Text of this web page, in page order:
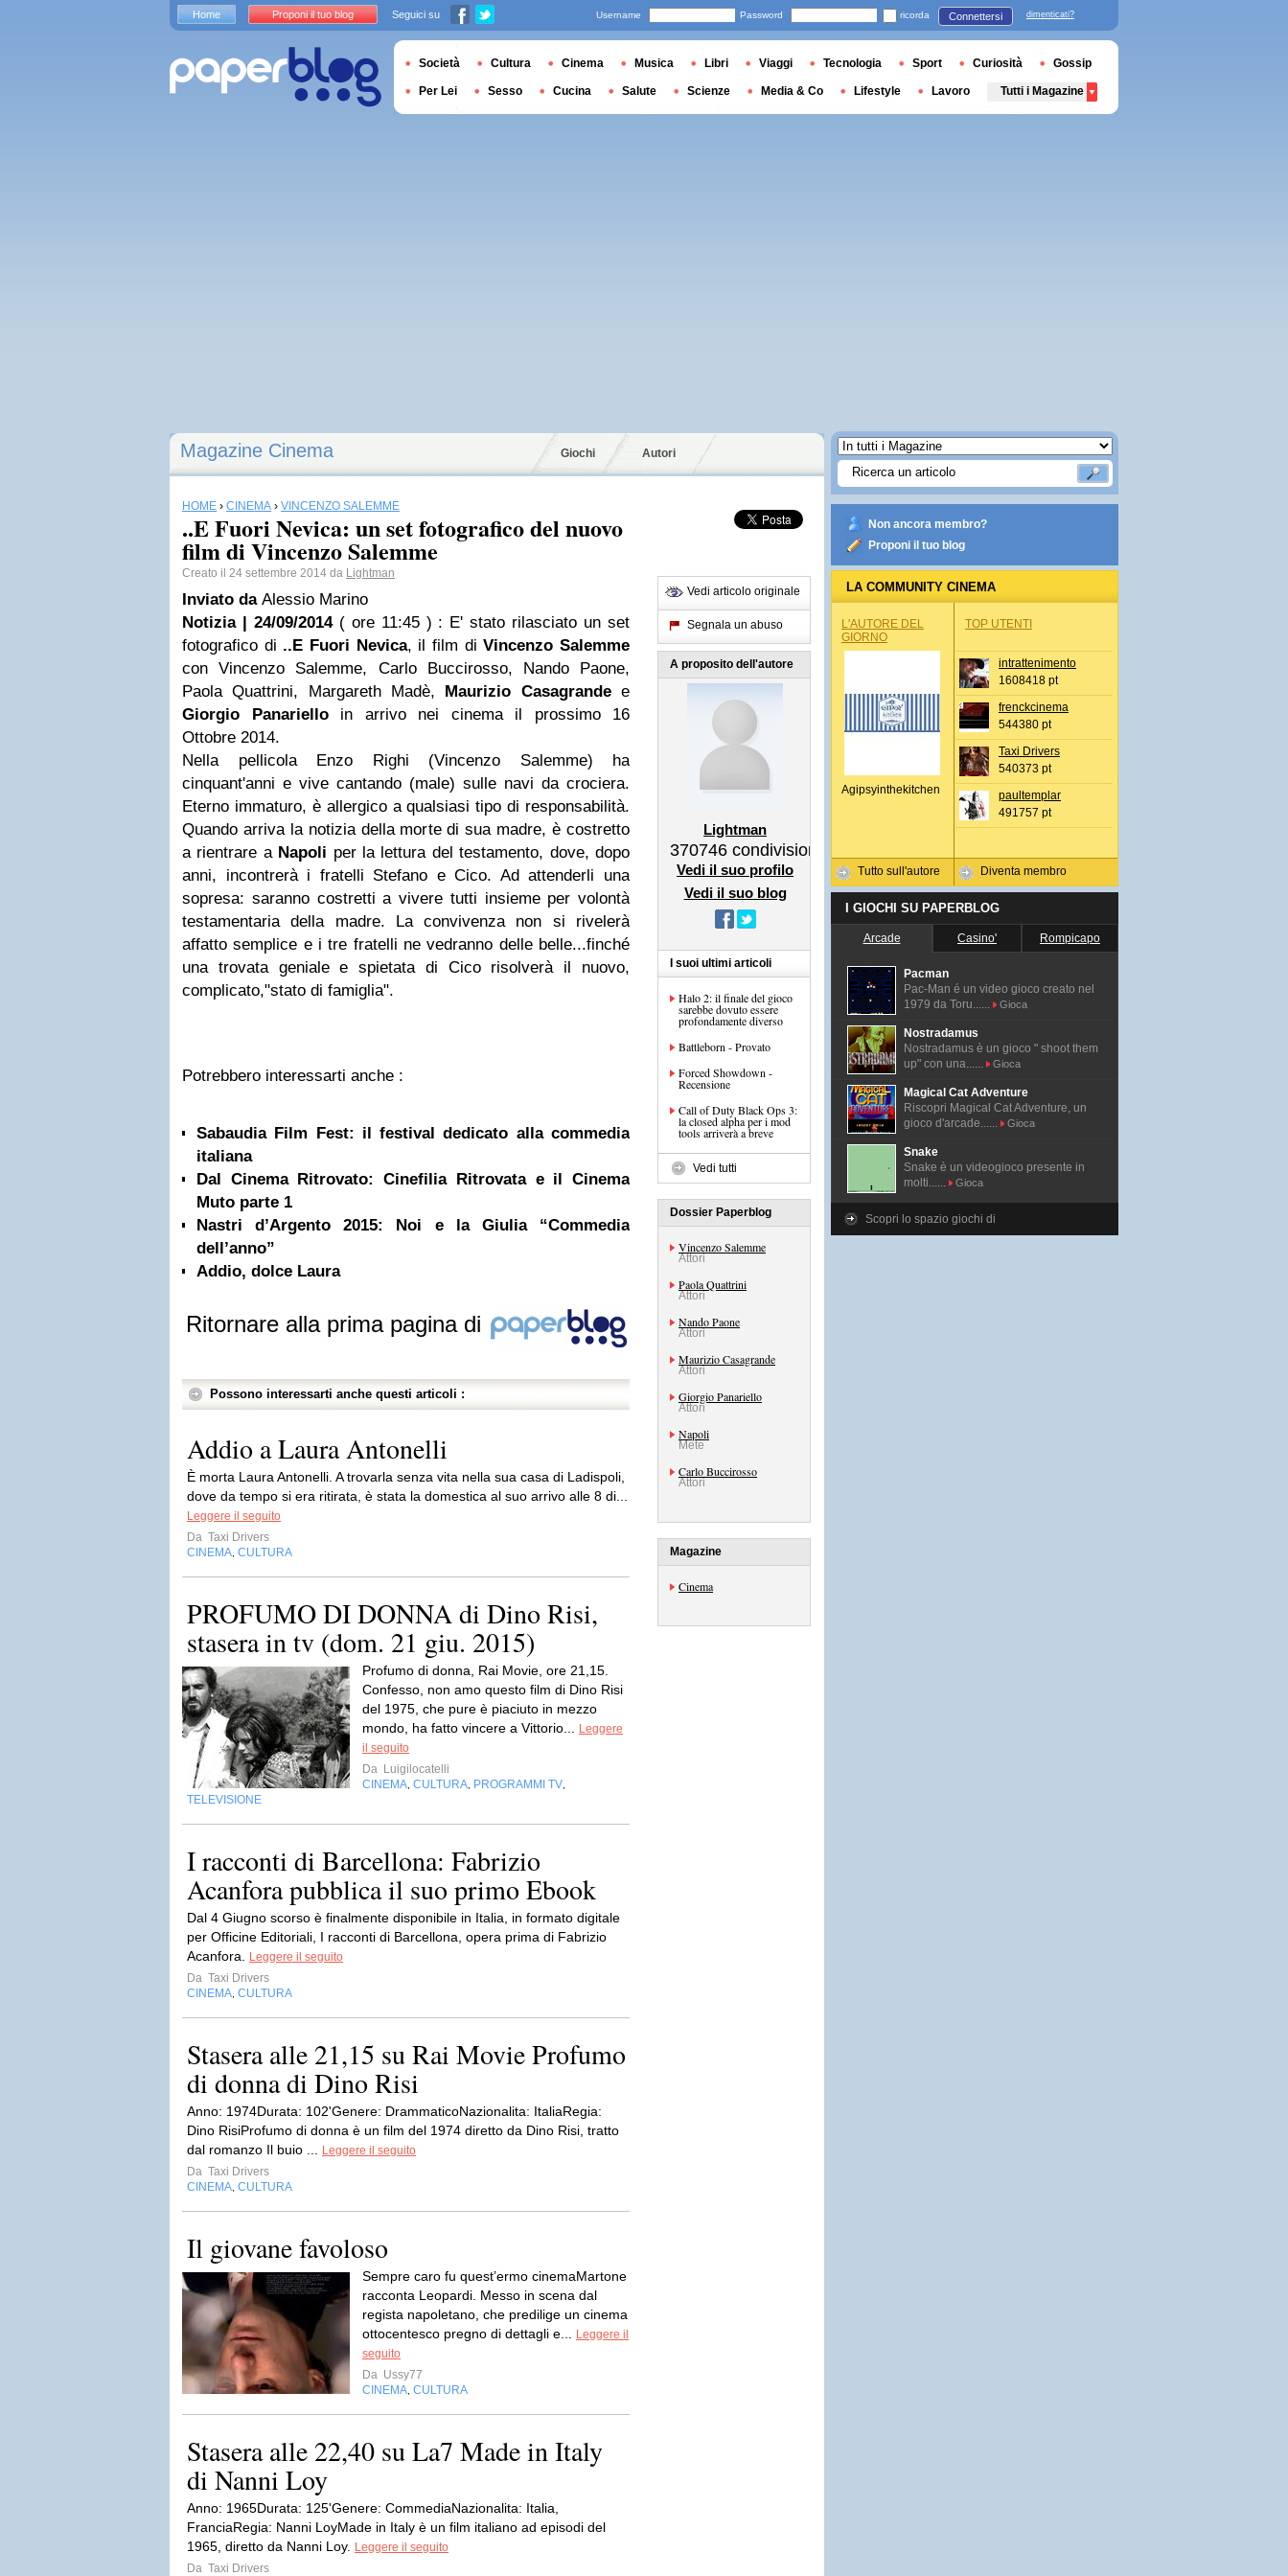
Magazine Cinema Giochi Autori
HOME › CINEMA › VINCENZO SALEMME
..E Fuori Nevica: un set fotografico del nuovo
film di Vincenzo Salemme
Creato il 24 settembre 2014 da Lightman
Inviato da Alessio Marino
Notizia | 24/09/2014 ( ore 11:45 ) : E' stato rilasciato un set
fotografico di ..E Fuori Nevica, il film diVincenzo Salemme
con Vincenzo Salemme, Carlo Buccirosso, Nando Paone,
Paola Quattrini, Margareth Madè, Maurizio Casagrandee
Giorgio Panarielloin arrivo nei cinema il prossimo 16
Ottobre 2014.
Nella pellicola Enzo Righi (Vincenzo Salemme) ha
cinquant'anni e vive cantando (male) sulle navi da crociera.
Eterno immaturo, è allergico a qualsiasi tipo di responsabilità.
Quando arriva la notizia della morte di sua madre, è costretto
a rientrare a Napoli per la lettura del testamento, dove, dopo
anni, incontrerà i fratelli Stefano e Cico. Ad attenderli una
sopresa: saranno costretti a vivere tutti insieme per volontà
testamentaria della madre. La convivenza non si rivelerà
affatto semplice e i tre fratelli ne vedranno delle belle...finché
una trovata geniale e spietata di Cico risolverà il nuovo,
complicato,"stato di famiglia".
Potrebbero interessarti anche :
Sabaudia Film Fest: il festival dedicato alla commedia
italiana
Dal Cinema Ritrovato: Cinefilia Ritrovata e il Cinema
Muto parte 1
Nastri d’Argento 2015: Noi e la Giulia “Commedia
dell’anno”
Addio, dolce Laura
Ritornare alla prima pagina di
Possono interessarti anche questi articoli :
Addio a Laura Antonelli
È morta Laura Antonelli. A trovarla senza vita nella sua casa di Ladispoli,
dove da tempo si era ritirata, è stata la domestica al suo arrivo alle 8 di...
Leggere il seguito
Da Taxi Drivers
CINEMA CULTURA
PROFUMO DI DONNA di Dino Risi,
stasera in tv (dom. 21 giu. 2015)
Profumo di donna, Rai Movie, ore 21,15.
Confesso, non amo questo film di Dino Risi
del 1975, che pure è piaciuto in mezzo
mondo, ha fatto vincere a Vittorio...
Leggere
il seguito
Da Luigilocatelli
CINEMA CULTURA PROGRAMMI TV
TELEVISIONE
I racconti di Barcellona: Fabrizio
Acanfora pubblica il suo primo Ebook
Dal 4 Giugno scorso è finalmente disponibile in Italia, in formato digitale
per Officine Editoriali, I racconti di Barcellona, opera prima di Fabrizio
Acanfora.
Leggere il seguito
Da Taxi Drivers
CINEMA CULTURA
Stasera alle 21,15 su Rai Movie Profumo
di donna di Dino Risi
Anno: 1974Durata: 102'Genere: DrammaticoNazionalita: ItaliaRegia:
Dino RisiProfumo di donna è un film del 1974 diretto da Dino Risi, tratto
dal romanzo Il buio ...
Leggere il seguito
Da Taxi Drivers
CINEMA CULTURA
Il giovane favoloso
Sempre caro fu quest’ermo cinemaMartone
racconta Leopardi. Messo in scena dal
regista napoletano, che predilige un cinema
ottocentesco pregno di dettagli e...
Leggere il
seguito
Da Ussy77
CINEMA CULTURA
Stasera alle 22,40 su La7 Made in Italy
di Nanni Loy
Anno: 1965Durata: 125'Genere: CommediaNazionalita: Italia,
FranciaRegia: Nanni LoyMade in Italy è un film italiano ad episodi del
1965, diretto da Nanni Loy.
Leggere il seguito
Da Taxi Drivers
Vedi articolo originale
Segnala un abuso
A proposito dell'autore
Lightman
370746 condivisioni
Vedi il suo profilo
Vedi il suo blog
I suoi ultimi articoli
Halo 2: il finale del gioco
sarebbe dovuto essere
profondamente diverso
Battleborn - Provato
Forced Showdown -
Recensione
Call of Duty Black Ops 3:
la closed alpha per i mod
tools arriverà a breve
Vedi tutti
Dossier Paperblog
Vincenzo Salemme
Attori
Paola Quattrini
Attori
Nando Paone
Attori
Maurizio Casagrande
Attori
Giorgio Panariello
Attori
Napoli
Mete
Carlo Buccirosso
Attori
Magazine
Cinema
Non ancora membro?
Proponi il tuo blog
LA COMMUNITY CINEMA
L'AUTORE DEL
GIORNO
Agipsyinthekitchen
Tutto sull'autore
TOP UTENTI
intrattenimento
1608418 pt
frenckcinema
544380 pt
Taxi Drivers
540373 pt
paultemplar
491757 pt
Diventa membro
I GIOCHI SU PAPERBLOG
Arcade Casino' Rompicapo
Pacman
Pac-Man é un video gioco creato nel
1979 da Toru......
Gioca
Nostradamus
Nostradamus è un gioco " shoot them
up" con una......
Gioca
Magical Cat Adventure
Riscopri Magical Cat Adventure, un
gioco d'arcade......
Gioca
Snake
Snake è un videogioco presente in
molti......
Gioca
Scopri lo spazio giochi di
Home Proponi il tuo blog Seguici su Username Password ricorda Connettersi dimenticati?
Società Cultura Cinema Musica Libri Viaggi Tecnologia Sport Curiosità Gossip
Per Lei Sesso Cucina Salute Scienze Media & Co Lifestyle Lavoro Tutti i Magazine